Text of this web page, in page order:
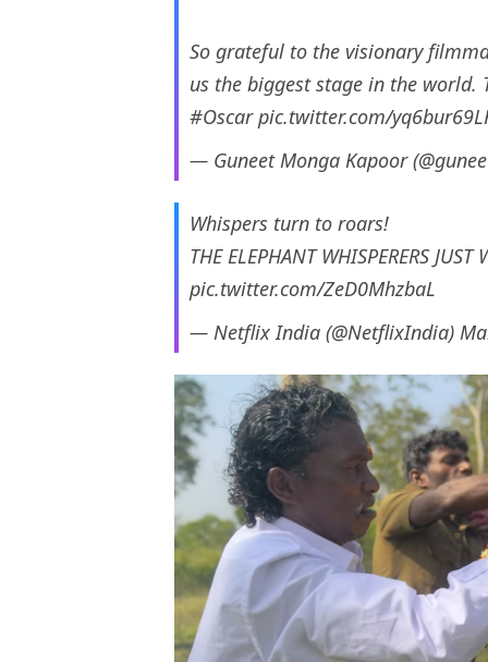
So grateful to the visionary
us the biggest stage in the
#Oscar pic.twitter.com/
— Guneet Monga Kapoor
Whispers turn to roars!
THE ELEPHANT WHISPERERS
pic.twitter.com/ZeD0MhzbaL
— Netflix India (@NetflixIndia)